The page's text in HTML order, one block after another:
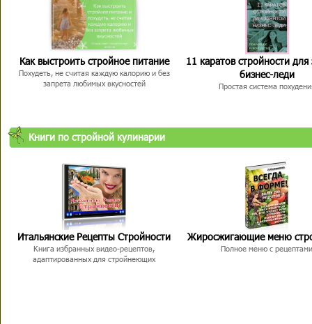
Как выстроить стройное питание
Похудеть, не считая каждую калорию и без
запрета любимых вкусностей
11 каратов стройности для
бизнес-леди
Простая система
Книги по стройной кулинарии
Итальянские Рецепты Стройности
Книга избранных видео-рецептов,
адаптированных для стройнеющих
Жиросжигающие меню
Полное меню с рецептами